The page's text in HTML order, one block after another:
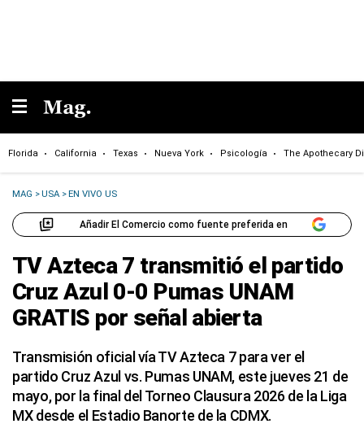
Florida California Texas Nueva York Psicología The Apothecary
MAG >USA >EN VIVO US
Añadir El Comercio como fuente preferida en
TV Azteca 7 transmitió el partido
Cruz Azul 0-0 Pumas UNAM
GRATIS por señal abierta
Transmisión oficial vía TV Azteca 7 para ver el
partido Cruz Azul vs. Pumas UNAM, este jueves 21 de
mayo, por la final del Torneo Clausura 2026 de la Liga
MX desde el Estadio Banorte de la CDMX.